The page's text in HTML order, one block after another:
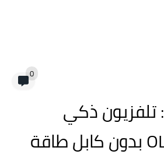
0
Displace TV: تلفزيون ذكي